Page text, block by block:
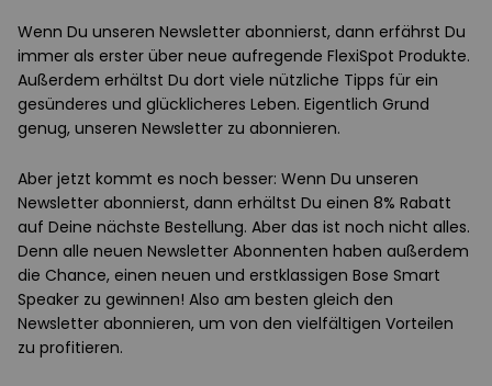
Wenn Du unseren Newsletter abonnierst, dann erfährst Du
immer als erster über neue aufregende FlexiSpot Produkte.
Außerdem erhältst Du dort viele nützliche Tipps für ein
gesünderes und glücklicheres Leben. Eigentlich Grund
genug, unseren Newsletter zu abonnieren.
Aber jetzt kommt es noch besser: Wenn Du unseren
Newsletter abonnierst, dann erhältst Du einen 8% Rabatt
auf Deine nächste Bestellung. Aber das ist noch nicht alles.
Denn alle neuen Newsletter Abonnenten haben außerdem
die Chance, einen neuen und erstklassigen Bose Smart
Speaker zu gewinnen! Also am besten gleich den
Newsletter abonnieren, um von den vielfältigen Vorteilen
zu profitieren.